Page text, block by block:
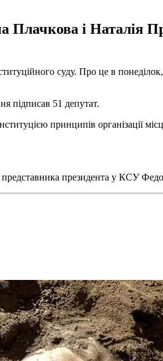
Плачкова і Наталія
суду. Про це в
підписав 51 депутат.
принципів організації
представника президента у КСУ